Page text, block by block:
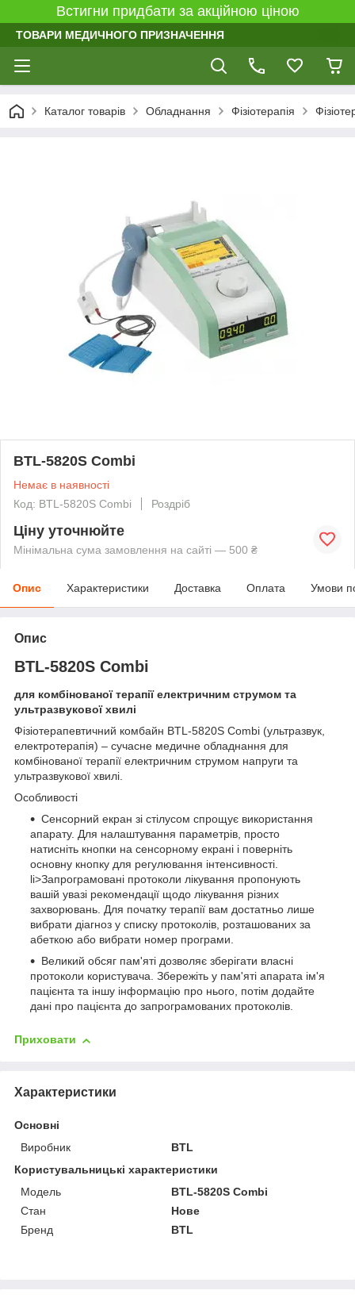
Встигни придбати за акційною ціною
ТОВАРИ МЕДИЧНОГО ПРИЗНАЧЕННЯ
Каталог товарів Обладнання Фізіотерапія
BTL-5820S Combi
Немає в наявності
Код: BTL-5820S Combi
Роздріб
Ціну уточнюйте
Мінімальна сума замовлення на сайті — 500 ₴
Опис Характеристики Доставка Оплата Умови
Опис
BTL-5820S Combi
для комбінованої терапії електричним струмом та
ультразвукової хвилі
Фізіотерапевтичний комбайн BTL-5820S Combi (ультразвук,
електротерапія) – сучасне медичне обладнання для
комбінованої терапії електричним струмом напруги та
ультразвукової хвилі.
Особливості
Сенсорний екран зі стілусом спрощує використання
апарату. Для налаштування параметрів, просто
натисніть кнопки на сенсорному екрані і поверніть
основну кнопку для регулювання інтенсивності.
li>Запрограмовані протоколи лікування пропонують
вашій увазі рекомендації щодо лікування різних
захворювань. Для початку терапії вам достатньо лише
вибрати діагноз у списку протоколів, розташованих за
абеткою або вибрати номер програми.
Великий обсяг пам'яті дозволяє зберігати власні
протоколи користувача. Збережіть у пам'яті апарата ім'я
пацієнта та іншу інформацію про нього, потім додайте
дані про пацієнта до запрограмованих протоколів.
Приховати
Характеристики
Основні
Виробник
BTL
Користувальницькі характеристики
Модель
BTL-5820S Combi
Стан
Нове
Бренд
BTL